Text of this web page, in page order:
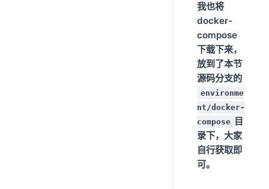
我也将
docker-
compose
下载下来，
放到了本节
源码分支的
environme
nt/docker-
compose 目
录下，大家
自行获取即
可。